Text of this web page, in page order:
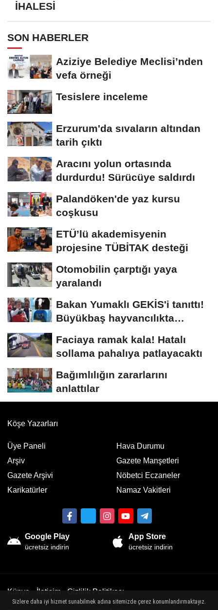
İHALESİ
SON HABERLER
Aziziye Belediye Meclisi’nden
vefa örneği
Tesislere inceleme
Erzurum'da sıvaların altından
tarih çıktı
Aracını yolun ortasında
durdurdu! Sürücüye saldırdı
Palandöken'de yaz kursu
coşkusu
ETÜ’lü akademisyenin
projesine TÜBİTAK desteği
Otomobilin çarptığı yaya
yaralandı
Bakan Yumaklı GEKİS'i tanıttı!
Büyükbaş hayvancılıkta
Faciaya ramak kala! Hatalı
sollama pahalıya patlayacaktı
Bağımlılığın zararlarını
anlattılar
Köşe Yazarları
Üye Paneli
Arşiv
Gazete Arşivi
Karikatürler
Hava Durumu
Gazete Manşetleri
Nöbetci Eczaneler
Namaz Vakitleri
Google Play
ücretsiz indirin
App Store
ücretsiz indirin
Künye İletişim Gizlilik Politikası
Sizlere daha iyi hizmet sunabilmek adına sitemizde çerez konumlandırmaktayız.